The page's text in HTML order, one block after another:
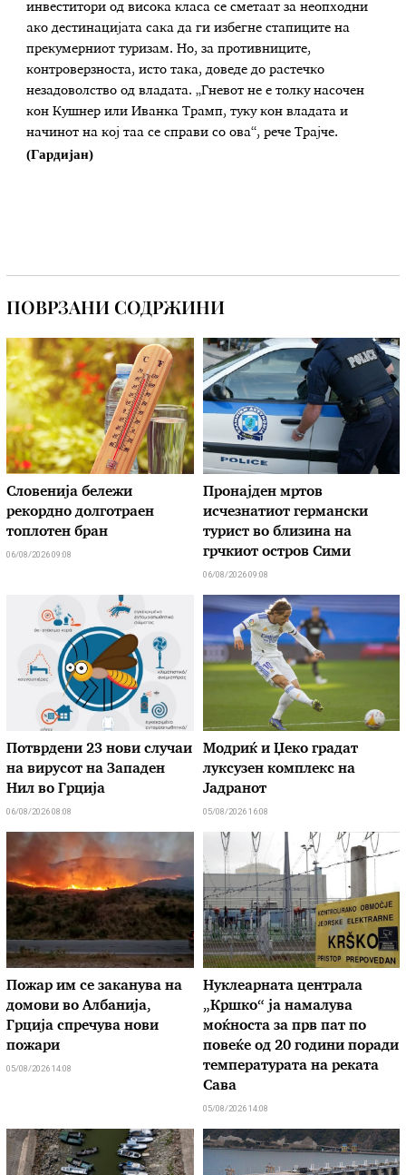
инвеститори од висока класа се сметаат за неопходни
ако дестинацијата сака да ги избегне стапиците на
прекумерниот туризам. Но, за противниците,
контроверзноста, исто така, доведе до растечко
незадоволство од владата. „Гневот не е толку насочен
кон Кушнер или Иванка Трамп, туку кон владата и
начинот на кој таа се справи со ова“, рече Трајче.
(Гардијан)
ПОВРЗАНИ СОДРЖИНИ
Словенија бележи
рекордно долготраен
топлотен бран
06/08/2026 09:08
Пронајден мртов
исчезнатиот германски
турист во близина на
грчкиот остров Сими
06/08/2026 09:08
Потврдени 23 нови случаи
на вирусот на Западен
Нил во Грција
06/08/2026 08:08
Модриќ и Џеко градат
луксузен комплекс на
Јадранот
05/08/2026 16:08
Пожар им се заканува на
домови во Албанија,
Грција спречува нови
пожари
05/08/2026 14:08
Нуклеарната централа
„Кршко“ ја намалува
моќноста за прв пат по
повеќе од 20 години поради
температурата на реката
Сава
05/08/2026 14:08